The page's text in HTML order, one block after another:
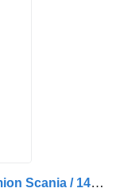
Culasse Chiuloasă 1521826 pour camion Scania / 1434915 / 570165-21